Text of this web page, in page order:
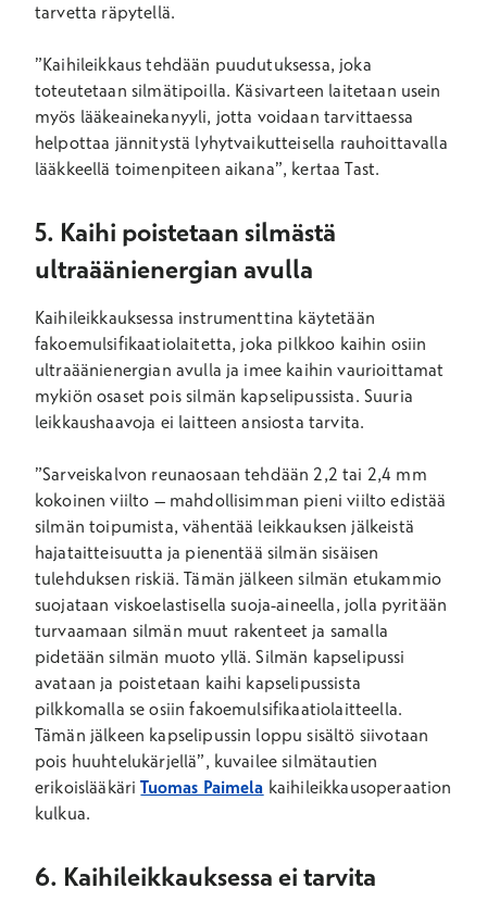
tarvetta räpytellä.
”Kaihileikkaus tehdään puudutuksessa, joka
toteutetaan silmätipoilla. Käsivarteen laitetaan usein
myös lääkeainekanyyli, jotta voidaan tarvittaessa
helpottaa jännitystä lyhytvaikutteisella rauhoittavalla
lääkkeellä toimenpiteen aikana”, kertaa Tast.
5. Kaihi poistetaan silmästä
ultraäänienergian avulla
Kaihileikkauksessa instrumenttina käytetään
fakoemulsifikaatiolaitetta, joka pilkkoo kaihin osiin
ultraäänienergian avulla ja imee kaihin vaurioittamat
mykiön osaset pois silmän kapselipussista. Suuria
leikkaushaavoja ei laitteen ansiosta tarvita.
”Sarveiskalvon reunaosaan tehdään 2,2 tai 2,4 mm
kokoinen viilto – mahdollisimman pieni viilto edistää
silmän toipumista, vähentää leikkauksen jälkeistä
hajataitteisuutta ja pienentää silmän sisäisen
tulehduksen riskiä. Tämän jälkeen silmän etukammio
suojataan viskoelastisella suoja-aineella, jolla pyritään
turvaamaan silmän muut rakenteet ja samalla
pidetään silmän muoto yllä. Silmän kapselipussi
avataan ja poistetaan kaihi kapselipussista
pilkkomalla se osiin fakoemulsifikaatiolaitteella.
Tämän jälkeen kapselipussin loppu sisältö siivotaan
pois huuhtelukärjellä”, kuvailee silmätautien
erikoislääkäriTuomas Paimela kaihileikkausoperaation
kulkua.
6. Kaihileikkauksessa ei tarvita